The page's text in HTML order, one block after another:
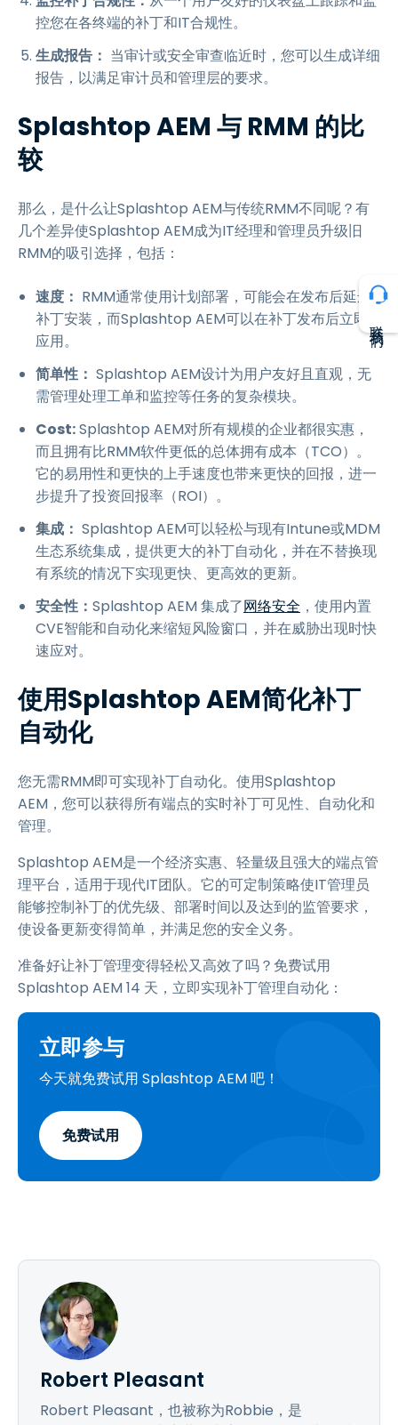
控您在各终端的补丁和IT合规性。
生成报告： 当审计或安全审查临近时，您可以生成详细
报告，以满足审计员和管理层的要求。
Splashtop AEM 与 RMM 的比
较
那么，是什么让Splashtop AEM与传统RMM不同呢？有
几个差异使Splashtop AEM成为IT经理和管理员升级旧
RMM的吸引选择，包括：
速度： RMM通常使用计划部署，可能会在发布后延迟
补丁安装，而Splashtop AEM可以在补丁发布后立即
应用。
简单性： Splashtop AEM设计为用户友好且直观，无
需管理处理工单和监控等任务的复杂模块。
Cost:Splashtop AEM对所有规模的企业都很实惠，
而且拥有比RMM软件更低的总体拥有成本（TCO）。
它的易用性和更快的上手速度也带来更快的回报，进一
步提升了投资回报率（ROI）。
集成： Splashtop AEM可以轻松与现有Intune或MDM
生态系统集成，提供更大的补丁自动化，并在不替换现
有系统的情况下实现更快、更高效的更新。
安全性： Splashtop AEM 集成了网络安全 ，使用内置
CVE智能和自动化来缩短风险窗口，并在威胁出现时快
速应对。
使用Splashtop AEM简化补丁
自动化
您无需RMM即可实现补丁自动化。使用Splashtop
AEM，您可以获得所有端点的实时补丁可见性、自动化和
管理。
Splashtop AEM是一个经济实惠、轻量级且强大的端点管
理平台，适用于现代IT团队。它的可定制策略使IT管理员
能够控制补丁的优先级、部署时间以及达到的监管要求，
使设备更新变得简单，并满足您的安全义务。
准备好让补丁管理变得轻松又高效了吗？免费试用
Splashtop AEM14 天，立即实现补丁管理自动化：
立即参与
今天就免费试用 Splashtop AEM 吧！
免费试用
Robert Pleasant
Robert Pleasant，也被称为Robbie，是